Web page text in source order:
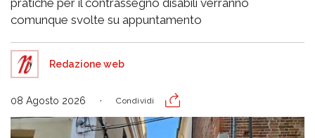
comunque svolte su appuntamento
Redazione web
08 Agosto 2026 Condividi